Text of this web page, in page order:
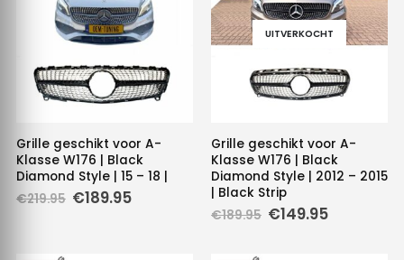
Grille geschikt voor A-
Klasse W176 | Black
Diamond Style | 15 – 18 |
€219.95 Oorspronkelijke
€189.95Huidige
UITVERKOCHT
Grille geschikt voor A-
Klasse W176 | Black
Diamond Style | 2012 – 2015
| Black Strip
€189.95 Oorspronkelijke
€149.95Huidige